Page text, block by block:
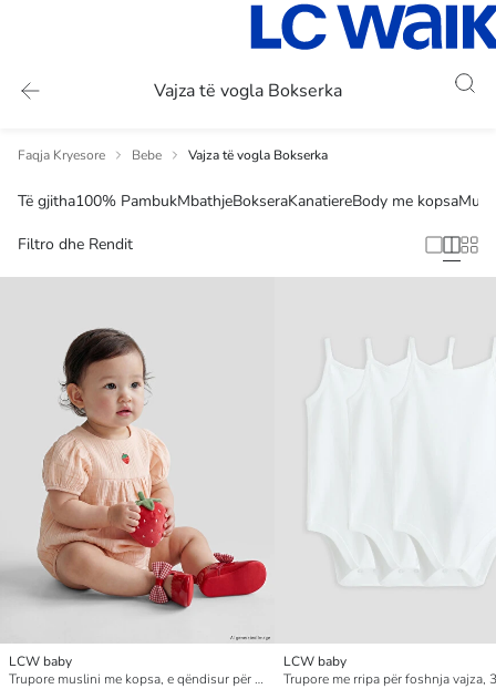
Vajza të vogla Bokserka
Faqja Kryesore Bebe Vajza të vogla Bokserka
Të gjitha100% PambukMbathjeBokseraKanatiereBody me kopsa
Filtro dhe Rendit
LCW baby
Trupore muslini me kopsa, e qëndisur për foshnja vajza
LCW baby